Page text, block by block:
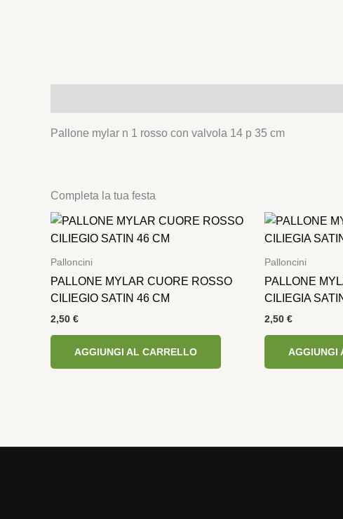
Pallone mylar n 1 rosso con valvola 14 p 35 cm
Completa la tua festa
Palloncini
PALLONE MYLAR CUORE ROSSO
CILIEGIO SATIN 46 CM
2,50 €
AGGIUNGI AL CARRELLO
Palloncini
PALLONE
CILIEGIA
2,50 €
AGGIUNGI